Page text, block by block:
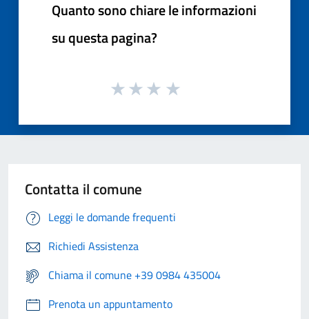
Quanto sono chiare le informazioni
su questa pagina?
Contatta il comune
Leggi le domande frequenti
Richiedi Assistenza
Chiama il comune +39 0984 435004
Prenota un appuntamento